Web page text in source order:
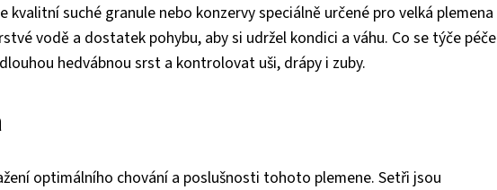
kvalitní suché granule nebo konzervy speciálně určené pro velká plemena
vodě a dostatek pohybu, aby si udržel kondici a váhu. Co se týče péče
hedvábnou srst a kontrolovat uši, drápy i zuby.
optimálního chování a poslušnosti tohoto plemene. Setři jsou